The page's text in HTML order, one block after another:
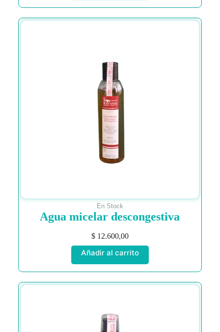
En Stock
Agua micelar descongestiva
$12.600,00
Añadir al carrito